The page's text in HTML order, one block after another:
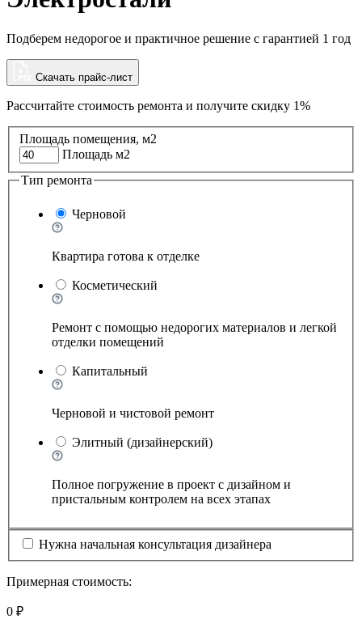
Подберем недорогое и практичное решение с гарантией 1 год
Скачать прайс-лист
Рассчитайте стоимость ремонта и получите скидку 1%
Площадь помещения, м2
Площадь м2
Тип ремонта
Черновой
Квартира готова к отделке
Косметический
Ремонт с помощью недорогих материалов и легкой
отделки помещений
Капитальный
Черновой и чистовой ремонт
Элитный (дизайнерский)
Полное погружение в проект с дизайном и
пристальным контролем на всех этапах
Нужна начальная консультация дизайнера
Примерная стоимость:
0 ₽